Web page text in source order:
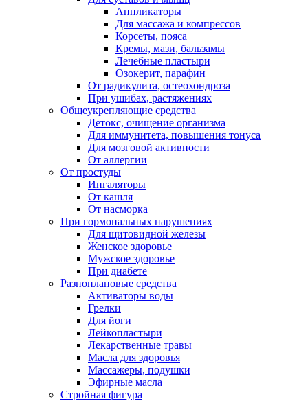
Аппликаторы
Для массажа и компрессов
Корсеты, пояса
Кремы, мази, бальзамы
Лечебные пластыри
Озокерит, парафин
От радикулита, остеохондроза
При ушибах, растяжениях
Общеукрепляющие средства
Детокс, очищение организма
Для иммунитета, повышения тонуса
Для мозговой активности
От аллергии
От простуды
Ингаляторы
От кашля
От насморка
При гормональных нарушениях
Для щитовидной железы
Женское здоровье
Мужское здоровье
При диабете
Разноплановые средства
Активаторы воды
Грелки
Для йоги
Лейкопластыри
Лекарственные травы
Масла для здоровья
Массажеры, подушки
Эфирные масла
Стройная фигура